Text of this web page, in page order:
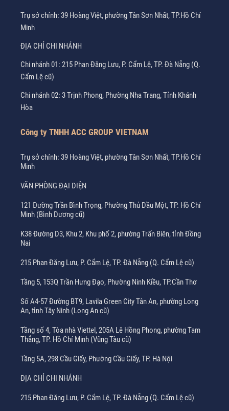
Trụ sở chính: 39 Hoàng Việt, phường Tân Sơn Nhất, TP.Hồ Chí
Minh
ĐỊA CHỈ CHI NHÁNH
Chi nhánh 01: 215 Phan Đăng Lưu, P. Cẩm Lệ, TP. Đà Nẵng (Q.
Cẩm Lệ cũ)
Chi nhánh 02: 3 Trịnh Phong, Phường Nha Trang, Tỉnh Khánh
Hòa
Công ty TNHH ACC GROUP VIETNAM
Trụ sở chính: 39 Hoàng Việt, phường Tân Sơn Nhất, TP.Hồ Chí
Minh
VĂN PHÒNG ĐẠI DIỆN
121 Đường Trần Bình Trọng, Phường Thủ Dầu Một, TP. Hồ Chí
Minh (Bình Dương cũ)
K38 Đường D3, Khu 2, Khu phố 2, phường Trấn Biên, tỉnh Đồng
Nai
215 Phan Đăng Lưu, P. Cẩm Lệ, TP. Đà Nẵng (Q. Cẩm Lệ cũ)
Tầng 5, 153Q Trần Hưng Đạo, Phường Ninh Kiều, TP.Cần Thơ
Số A4-57 Đường BT9, Lavila Green City Tân An, phường Long
An, tỉnh Tây Ninh (Long An cũ)
Tầng số 4, Tòa nhà Viettel, 205A Lê Hồng Phong, phường Tam
Thắng, TP. Hồ Chí Minh (Vũng Tàu cũ)
Tầng 5A, 298 Cầu Giấy, Phường Cầu Giấy, TP. Hà Nội
ĐỊA CHỈ CHI NHÁNH
215 Phan Đăng Lưu, P. Cẩm Lệ, TP. Đà Nẵng (Q. Cẩm Lệ cũ)